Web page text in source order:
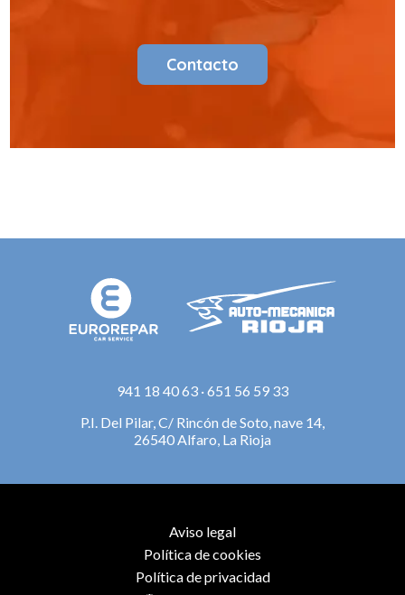
Contacto
941 18 40 63 ·651 56 59 33
P.I. Del Pilar, C/ Rincón de Soto, nave 14,
26540 Alfaro, La Rioja
Aviso legal
Política de cookies
Política de privacidad